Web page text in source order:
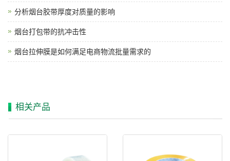
分析烟台胶带厚度对质量的影响
烟台打包带的抗冲击性
烟台拉伸膜是如何满足电商物流批量需求的
相关产品